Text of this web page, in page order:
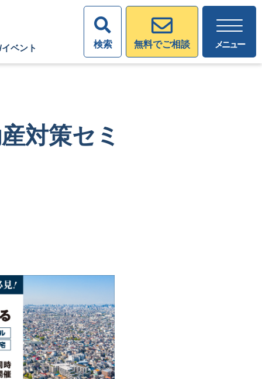
ベント 検索 無料でご相談 メニュー
対策セミ